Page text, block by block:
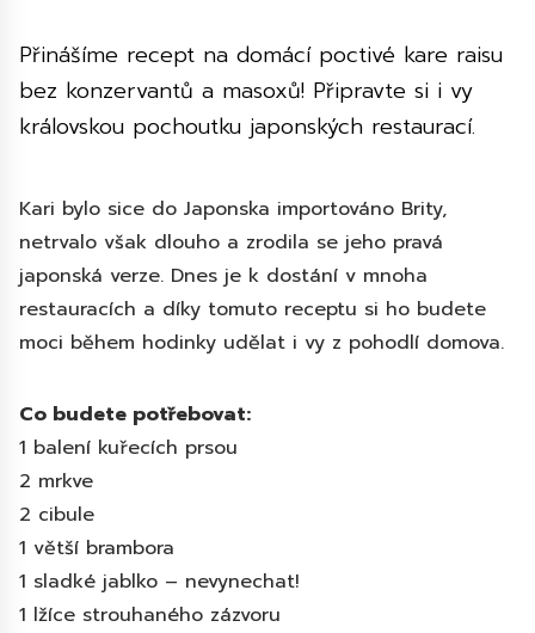
Přinášíme recept na domácí poctivé kare raisu
bez konzervantů a masoxů! Připravte si i vy
královskou pochoutku japonských restaurací.
Kari bylo sice do Japonska importováno Brity,
netrvalo však dlouho a zrodila se jeho pravá
japonská verze. Dnes je k dostání v mnoha
restauracích a díky tomuto receptu si ho budete
moci během hodinky udělat i vy z pohodlí domova.
Co budete potřebovat:
1 balení kuřecích prsou
2 mrkve
2 cibule
1 větší brambora
1 sladké jablko – nevynechat!
1 lžíce strouhaného zázvoru